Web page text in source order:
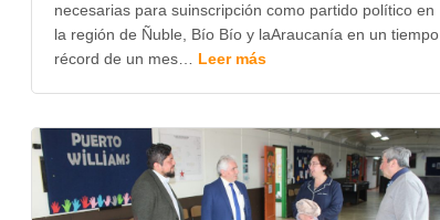
necesarias para suinscripción como partido político en
la región de Ñuble, Bío Bío y laAraucanía en un tiempo
récord de un mes… Leer más